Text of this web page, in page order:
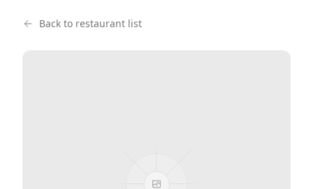
Back to restaurant list